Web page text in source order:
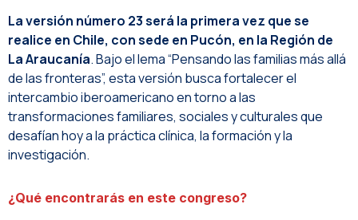
La versión número 23 será la primera vez que se
realice en Chile, con sede en Pucón, en la Región de
La Araucanía.Bajo el lema “Pensando las familias más allá
de las fronteras”, esta versión busca fortalecer el
intercambio iberoamericano en torno a las
transformaciones familiares, sociales y culturales que
desafían hoy a la práctica clínica, la formación y la
investigación.
¿Qué encontrarás en este congreso?​